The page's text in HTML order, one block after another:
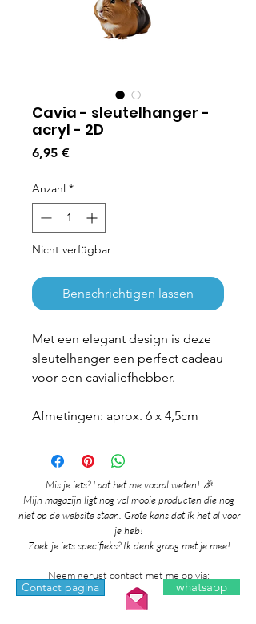
Cavia - sleutelhanger -
acryl - 2D
6,95 €Preis
Anzahl *
Nicht verfügbar
Benachrichtigen lassen
Met een elegant design is deze
sleutelhanger een perfect cadeau
voor een cavialiefhebber.
Afmetingen: aprox. 6 x 4,5cm
Mis je iets? Laat het me vooral weten! 🎉
Mijn magazijn ligt nog vol mooie producten die nog
niet op de website staan. Grote kans dat ik het al voor
je heb!
Zoek je iets specifieks? Ik denk graag met je mee!
Neem gerust contact met me op via:
Contact pagina whatsapp